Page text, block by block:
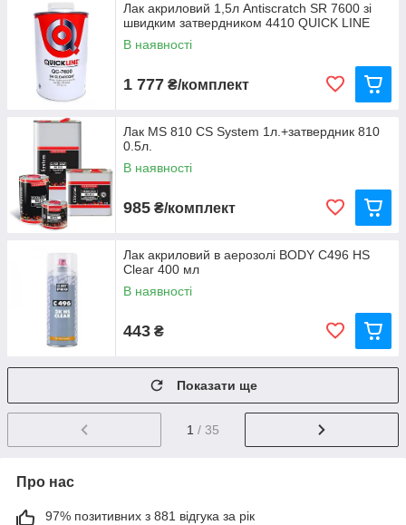
Лак акриловий 1,5л Antiscratch SR 7600 зі
швидким затвердником 4410 QUICK LINE
В наявності
1 777 ₴/комплект
Лак MS 810 CS System 1л.+затвердник 810
0.5л.
В наявності
985 ₴/комплект
Лак акриловий в аерозолі BODY С496 HS
Clear 400 мл
В наявності
443 ₴
Показати ще
1 / 35
Про нас
97% позитивних з 881 відгука за рік